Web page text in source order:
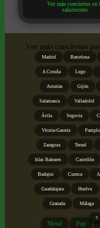
Ver más conciertos en
sala/recinto
Ver más conciertos
Madrid Barcelona
A Coruña Lugo
Asturias Gijón
Salamanca Valladolid
Ávila Segovia
Vitoria-Gasteiz
Zaragoza Teruel
Islas Baleares Castellón
Badajoz Cuenca
Guadalajara Huelva
Granada Málaga
Metal Pop